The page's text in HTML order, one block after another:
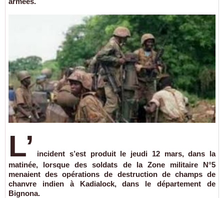
L’ incident s’est produit le jeudi 12 mars, dans la
matinée, lorsquedes soldats de la Zone militaire N°5
menaient des opérations de destruction de champs de
chanvre indienà Kadialock, dans le département de
Bignona.